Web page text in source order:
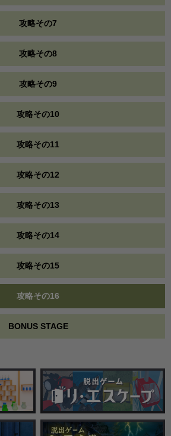
攻略その7
攻略その8
攻略その9
攻略その10
攻略その11
攻略その12
攻略その13
攻略その14
攻略その15
攻略その16
BONUS STAGE